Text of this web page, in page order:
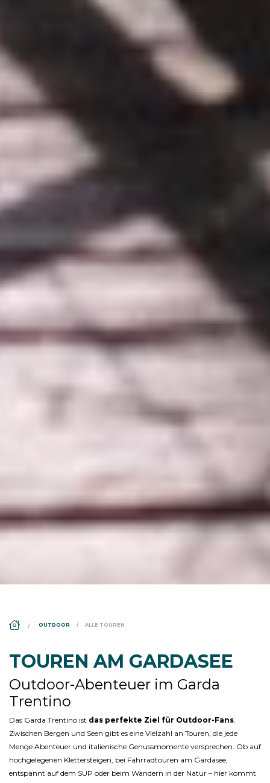
DS_BREADCRUMB.HOME
OUTDOOR ALLE TOUREN
TOUREN AM GARDASEE
Outdoor-Abenteuer im Garda
Trentino
Das Garda Trentino ist das perfekte Ziel für Outdoor-Fans.
Zwischen Bergen und Seen gibt es eine Vielzahl an Touren, die jede
Menge Abenteuer und italienische Genussmomente versprechen. Ob auf
hochgelegenen Klettersteigen, bei Fahrradtouren am Gardasee,
entspannt auf dem SUP oder beim Wandern in der Natur – hier kommt